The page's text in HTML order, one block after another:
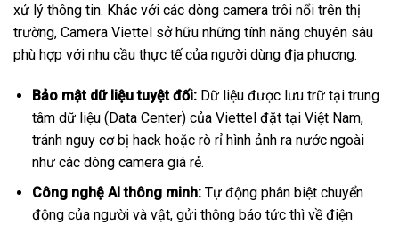
xử lý thông tin. Khác với các dòng camera trôi nổi trên thị
trường, Camera Viettel sở hữu những tính năng chuyên sâu
phù hợp với nhu cầu thực tế của người dùng địa phương.
Bảo mật dữ liệu tuyệt đối:Dữ liệu được lưu trữ tại trung
tâm dữ liệu (Data Center) của Viettel đặt tại Việt Nam,
tránh nguy cơ bị hack hoặc rò rỉ hình ảnh ra nước ngoài
như các dòng camera giá rẻ.
Công nghệ AI thông minh:Tự động phân biệt chuyển
động của người và vật, gửi thông báo tức thì về điện